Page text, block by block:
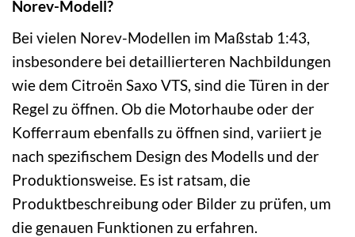
Norev-Modell?
Bei vielen Norev-Modellen im Maßstab 1:43,
insbesondere bei detaillierteren Nachbildungen
wie dem Citroën Saxo VTS, sind die Türen in der
Regel zu öffnen. Ob die Motorhaube oder der
Kofferraum ebenfalls zu öffnen sind, variiert je
nach spezifischem Design des Modells und der
Produktionsweise. Es ist ratsam, die
Produktbeschreibung oder Bilder zu prüfen, um
die genauen Funktionen zu erfahren.